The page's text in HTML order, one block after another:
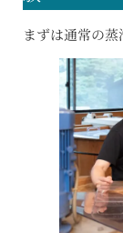
まずは通常の蒸